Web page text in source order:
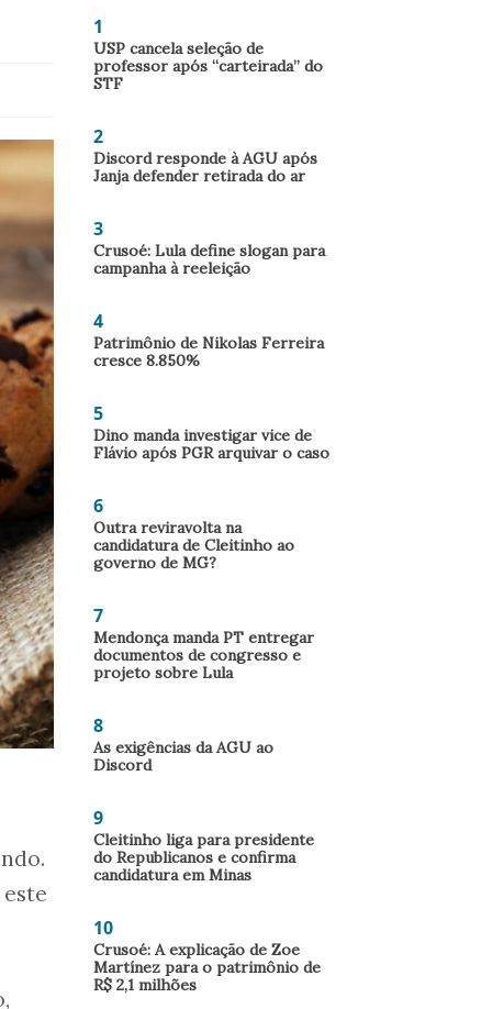
1
USP cancela seleção de
professor após “carteirada” do
STF
2
Discord responde à AGU após
Janja defender retirada do ar
3
Crusoé: Lula define slogan para
campanha à reeleição
4
Patrimônio de Nikolas Ferreira
cresce 8.850%
5
Dino manda investigar vice de
Flávio após PGR arquivar o caso
6
Outra reviravolta na
candidatura de Cleitinho ao
governo de MG?
7
Mendonça manda PT entregar
documentos de congresso e
projeto sobre Lula
8
As exigências da AGU ao
Discord
9
Cleitinho liga para presidente
do Republicanos e confirma
candidatura em Minas
10
Crusoé: A explicação de Zoe
Martínez para o patrimônio de
R$ 2,1 milhões